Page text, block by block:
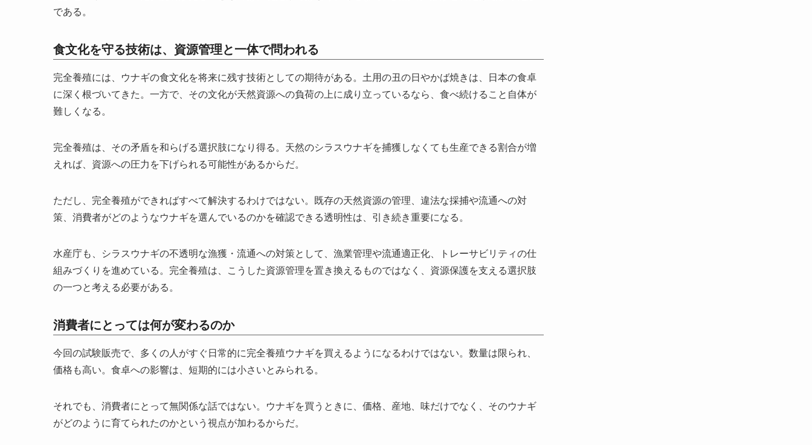
である。
食文化を守る技術は、資源管理と一体で問われる
完全養殖には、ウナギの食文化を将来に残す技術としての期待がある。土用の丑の日やかば焼きは、日本の食卓
に深く根づいてきた。一方で、その文化が天然資源への負荷の上に成り立っているなら、食べ続けること自体が
難しくなる。
完全養殖は、その矛盾を和らげる選択肢になり得る。天然のシラスウナギを捕獲しなくても生産できる割合が増
えれば、資源への圧力を下げられる可能性があるからだ。
ただし、完全養殖ができればすべて解決するわけではない。既存の天然資源の管理、違法な採捕や流通への対
策、消費者がどのようなウナギを選んでいるのかを確認できる透明性は、引き続き重要になる。
水産庁も、シラスウナギの不透明な漁獲・流通への対策として、漁業管理や流通適正化、トレーサビリティの仕
組みづくりを進めている。完全養殖は、こうした資源管理を置き換えるものではなく、資源保護を支える選択肢
の一つと考える必要がある。
消費者にとっては何が変わるのか
今回の試験販売で、多くの人がすぐ日常的に完全養殖ウナギを買えるようになるわけではない。数量は限られ、
価格も高い。食卓への影響は、短期的には小さいとみられる。
それでも、消費者にとって無関係な話ではない。ウナギを買うときに、価格、産地、味だけでなく、そのウナギ
がどのように育てられたのかという視点が加わるからだ。